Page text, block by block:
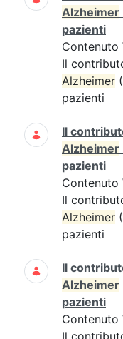
Alzheimer
pazienti
Contenuto
Il
Alzheimer
pazienti
Il
Alzheimer
pazienti
Contenuto
Il
Alzheimer
pazienti
Il
Alzheimer
pazienti
Contenuto
Il